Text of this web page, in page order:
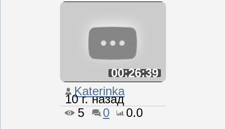
00:26:39
Katerinka
10 г. назад
5
0
0.0